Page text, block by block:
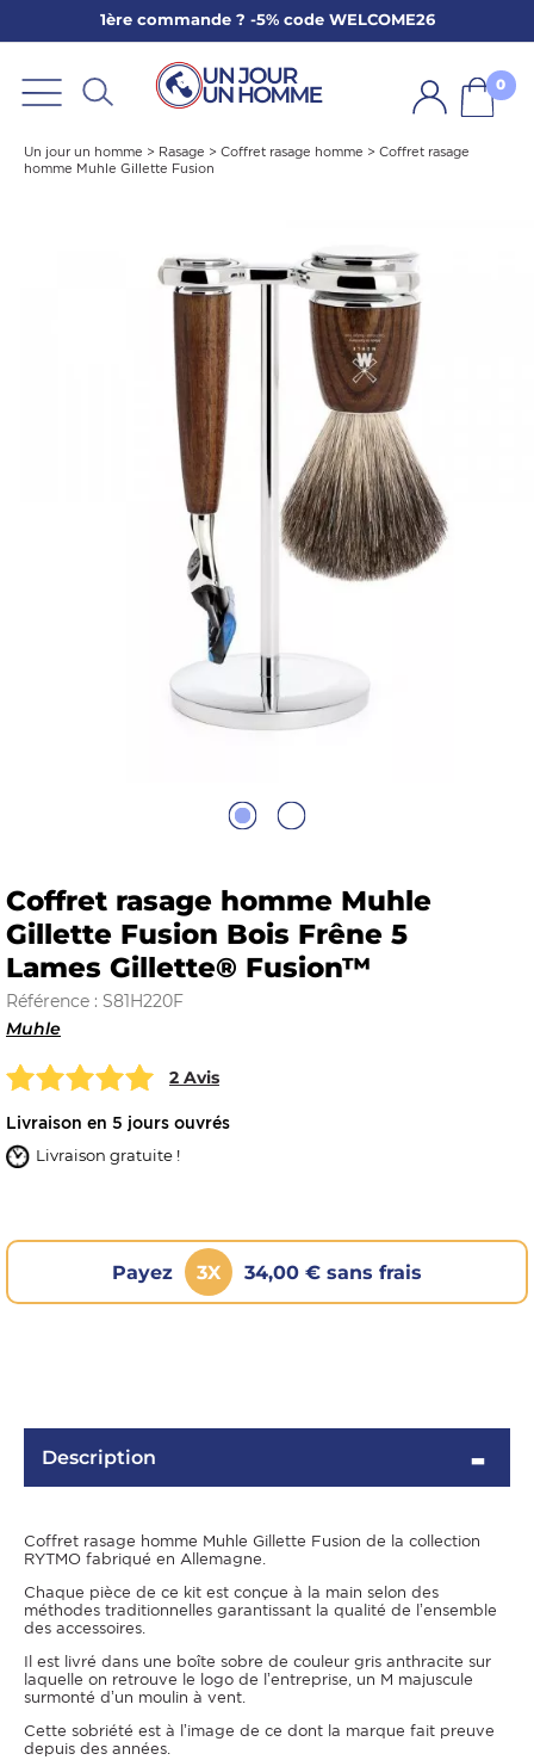
1ère commande ? -5% code WELCOME26
0
Un jour un homme > Rasage > Coffret rasage homme > Coffret rasage
homme Muhle Gillette Fusion
Coffret rasage homme Muhle
Gillette Fusion Bois Frêne 5
Lames Gillette® Fusion™
Référence : S81H220F
Muhle
2 Avis
Livraison en 5 jours ouvrés
Livraison gratuite !
Payez 3X 34,00 € sans frais
Description
Coffret rasage homme Muhle Gillette Fusion de la collection
RYTMO fabriqué en Allemagne.
Chaque pièce de ce kit est conçue à la main selon des
méthodes traditionnelles garantissant la qualité de l’ensemble
des accessoires.
Il est livré dans une boîte sobre de couleur gris anthracite sur
laquelle on retrouve le logo de l’entreprise, un M majuscule
surmonté d’un moulin à vent.
Cette sobriété est à l’image de ce dont la marque fait preuve
depuis des années.